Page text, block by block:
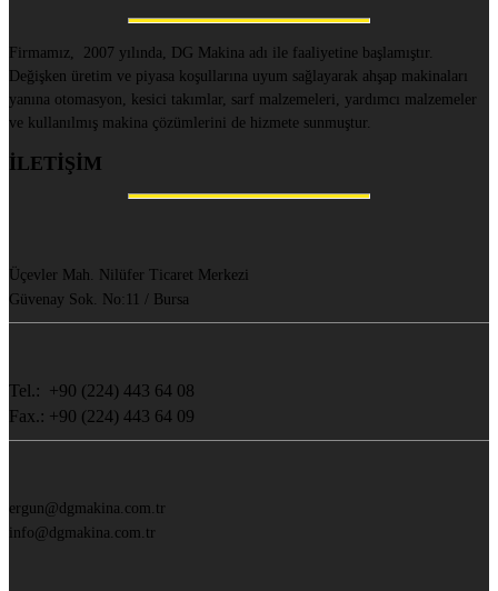
Firmamız, 2007 yılında, DG Makina adı ile faaliyetine başlamıştır.
Değişken üretim ve piyasa koşullarına uyum sağlayarak ahşap makinaları
yanına otomasyon, kesici takımlar, sarf malzemeleri, yardımcı malzemeler
ve kullanılmış makina çözümlerini de hizmete sunmuştur.
İLETİŞİM
Üçevler Mah. Nilüfer Ticaret Merkezi
Güvenay Sok. No:11 / Bursa
Tel.: +90 (224) 443 64 08
Fax.: +90 (224) 443 64 09
ergun@dgmakina.com.tr
info@dgmakina.com.tr